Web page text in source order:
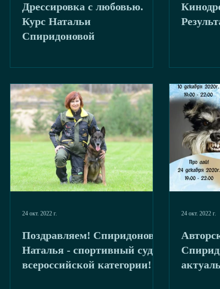
буря 2020
Дрессировка с любовью.
Курс Натальи
Спиридоновой
Поздравляем! Спиридонова
Наталья - спортивный судья
всероссийской категории!
24 окт. 2022 г. 24 окт. 2022 г.